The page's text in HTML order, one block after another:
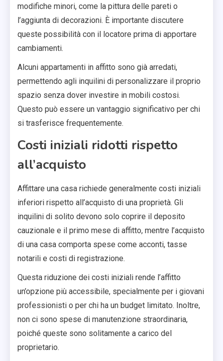
modifiche minori, come la pittura delle pareti o
l’aggiunta di decorazioni. È importante discutere
queste possibilità con il locatore prima di apportare
cambiamenti.
Alcuni appartamenti in affitto sono già arredati,
permettendo agli inquilini di personalizzare il proprio
spazio senza dover investire in mobili costosi.
Questo può essere un vantaggio significativo per chi
si trasferisce frequentemente.
Costi iniziali ridotti rispetto
all’acquisto
Affittare una casa richiede generalmente costi iniziali
inferiori rispetto all’acquisto di una proprietà. Gli
inquilini di solito devono solo coprire il deposito
cauzionale e il primo mese di affitto, mentre l’acquisto
di una casa comporta spese come acconti, tasse
notarili e costi di registrazione.
Questa riduzione dei costi iniziali rende l’affitto
un’opzione più accessibile, specialmente per i giovani
professionisti o per chi ha un budget limitato. Inoltre,
non ci sono spese di manutenzione straordinaria,
poiché queste sono solitamente a carico del
proprietario.